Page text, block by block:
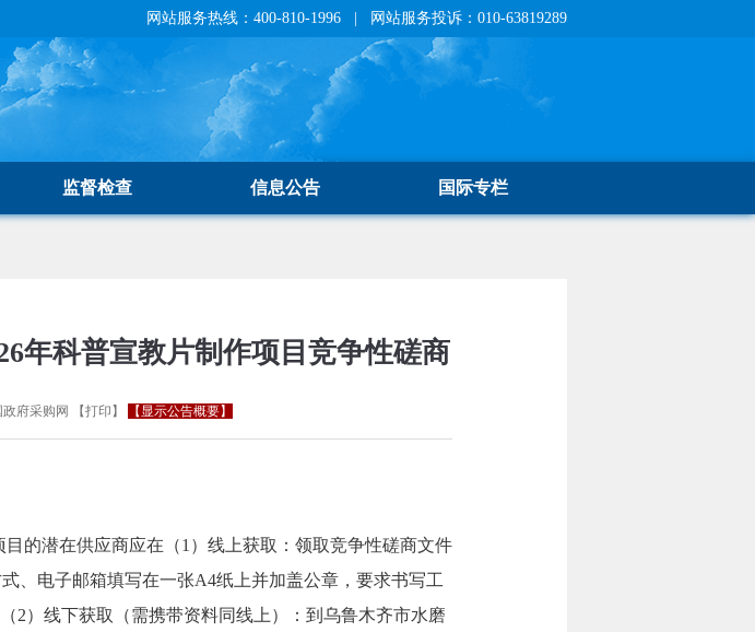
网站服务热线：400-810-1996 | 网站服务投诉：010-63819289
监督检查 信息公告 国际专栏
年科普宣教片制作项目竞争性磋商
政府采购网 【打印 】 【显示公告概要】
的潜在供应商应在（1）线上获取：领取竞争性磋商文件
、电子邮箱填写在一张A4纸上并加盖公章，要求书写工
2）线下获取（需携带资料同线上）：到乌鲁木齐市水磨